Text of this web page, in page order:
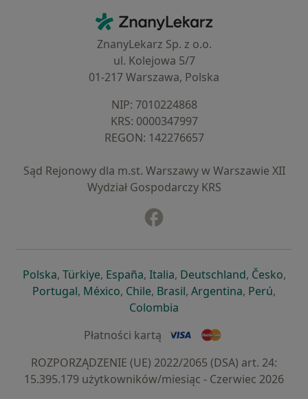
ZnanyLekarz - Strona główna
ZnanyLekarz Sp. z o.o.
ul. Kolejowa 5/7
01-217 Warszawa, Polska
NIP: ⁠7010224868
KRS: ⁠0000347997
REGON: ⁠142276657
Sąd Rejonowy dla m.st. Warszawy w Warszawie XII
Wydział Gospodarczy KRS
Polskaotwiera się w nowej karcie
, Türkiyeotwiera się w nowej karcie
, Españaotwiera się w nowej karcie
, Italiaotwiera się w nowej
, Deutschlandotwiera się
, Česko,
Portugalotwiera się w nowej karcie
, Méxicootwiera się w nowej karcie
, Chileotwiera się w nowej karcie
, Brasilotwiera się w nowej
, Argentinaotwiera się
, Perú,
Colombia
Płatności kartą
ROZPORZĄDZENIE (UE) 2022/2065 (DSA) art. 24:
15.395.179 użytkowników/miesiąc - Czerwiec 2026